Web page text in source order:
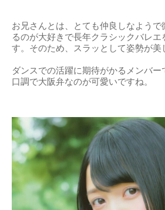
お兄さんとは、とても仲良しなよう
るのが大好きで長年クラシックバレ
す。そのため、スラッとして姿勢が美
ダンスでの活躍に期待がかるメンバー
口調で大阪弁なのが可愛いですね。